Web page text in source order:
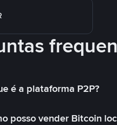
é a plataforma P2P?
posso vender Bitcoin